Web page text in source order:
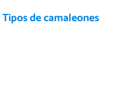
Tipos de camaleones